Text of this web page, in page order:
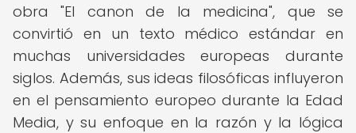
obra "El canon de la medicina", que se
convirtió en un texto médico estándar en
muchas universidades europeas durante
siglos. Además, sus ideas filosóficas influyeron
en el pensamiento europeo durante la Edad
Media, y su enfoque en la razón y la lógica